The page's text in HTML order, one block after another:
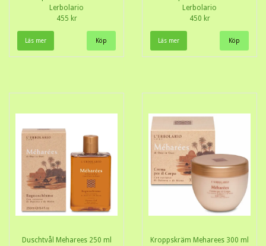
Lerbolario
455 kr
Läs mer
Lerbolario
450 kr
Läs mer
Duschtvål Meharees 250 ml
Kroppskräm Meharees 300 ml